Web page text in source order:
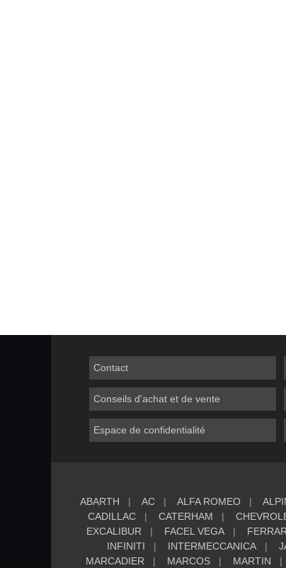
Contact
Conseils d'achat et de vente
Espace de confidentialité
ABARTH
AC ALFA ROMEO
CADILLAC
CATERHAM
EXCALIBUR
FACEL VEGA
INFINITI
INTERMECCANICA
MARCADIER
MARCOS MARTIN